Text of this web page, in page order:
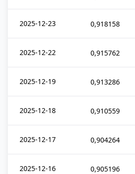
2025-12-23 0,918158
2025-12-22 0,915762
2025-12-19 0,913286
2025-12-18 0,910559
2025-12-17 0,904264
2025-12-16 0,905196